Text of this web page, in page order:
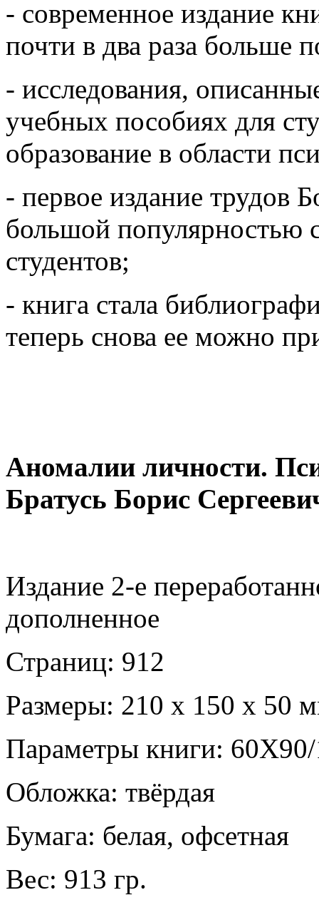
- современное издание
почти в два раза больше
- исследования,
учебных пособиях для
образование в области
- первое издание трудов
большой популярностью
студентов;
- книга стала
теперь снова ее можно
Аномалии личности.
Братусь Борис
Издание 2-е
дополненное
Страниц: 912
Размеры: 210 х 150 х 50
Параметры книги:
Обложка: твёрдая
Бумага: белая, офсетная
Вес: 913 гр.